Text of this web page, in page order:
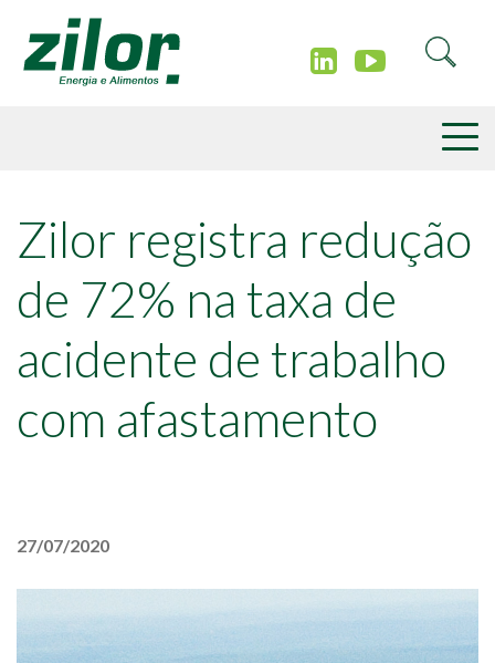
Zilor registra redução
de 72% na taxa de
acidente de trabalho
com afastamento
27/07/2020